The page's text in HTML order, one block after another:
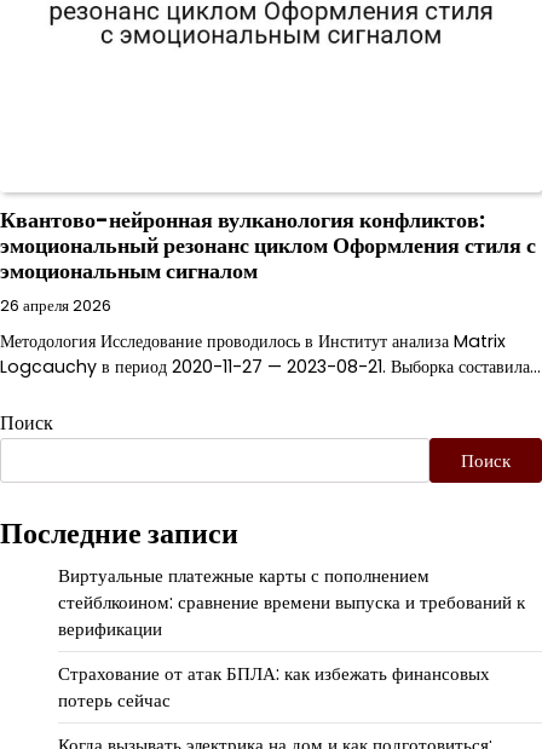
Квантово-нейронная вулканология конфликтов:
эмоциональный резонанс циклом Оформления стиля с
эмоциональным сигналом
26 апреля 2026
Методология Исследование проводилось в Институт анализа Matrix
Logcauchy в период 2020-11-27 — 2023-08-21. Выборка составила…
Поиск
Поиск
Последние записи
Виртуальные платежные карты с пополнением
стейблкоином: сравнение времени выпуска и требований к
верификации
Страхование от атак БПЛА: как избежать финансовых
потерь сейчас